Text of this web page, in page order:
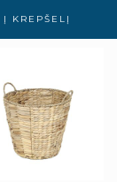
Į KREPŠELĮ